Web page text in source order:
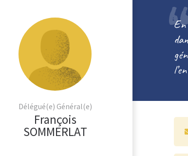
Délégué(e) Général(e)
François
SOMMERLAT
En